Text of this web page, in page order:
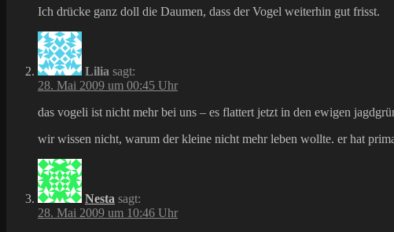
Ich drücke ganz doll die Daumen, dass der Vogel weiterhin gut frisst.
Lilia sagt:
28. Mai 2009 um 00:45 Uhr
das vogeli ist nicht mehr bei uns – es flattert jetzt in den ewigen
wir wissen nicht, warum der kleine nicht mehr leben wollte. er hat
Nesta sagt:
28. Mai 2009 um 10:46 Uhr